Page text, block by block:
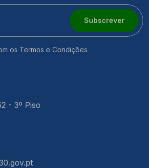
Subscrever
os Termos e Condições
- 3º Piso